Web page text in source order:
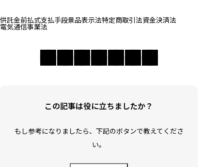
供託金前払式支払手段景品表示法特定商取引法資金決済法
電気通信事業法
この記事は役に立ちましたか？
もし参考になりましたら、下記のボタンで教えてくださ
い。